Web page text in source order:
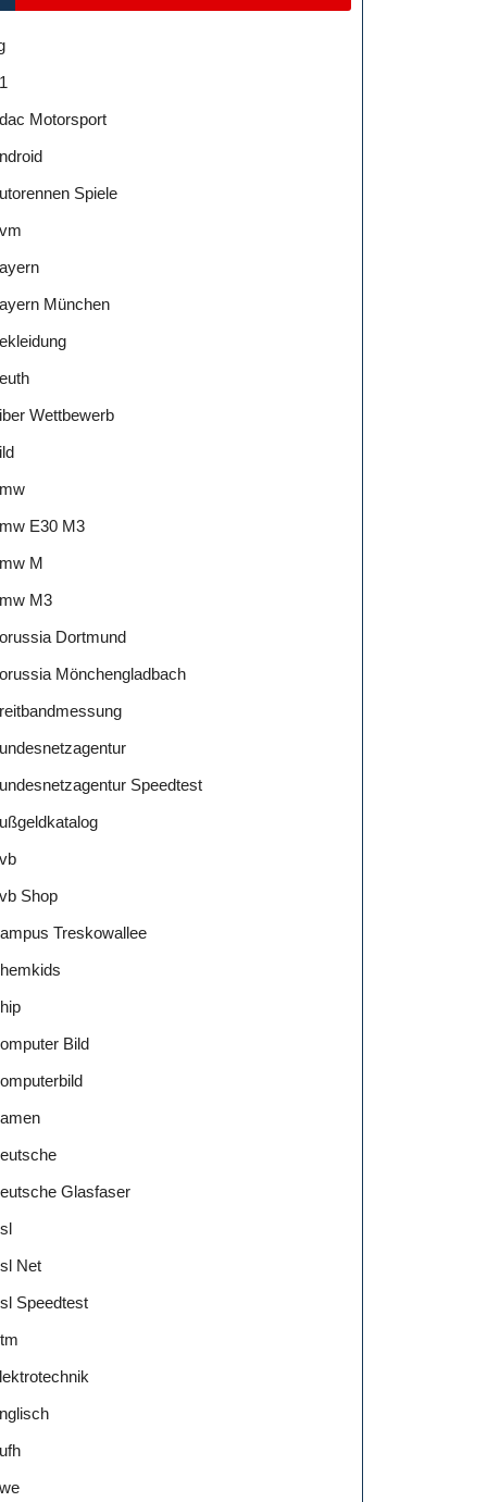
Motorsport
Spiele
München
Wettbewerb
E30 M3
M
M3
Dortmund
Mönchengladbach
Speedtest
Shop
Treskowallee
Bild
Glasfaser
Net
Speedtest